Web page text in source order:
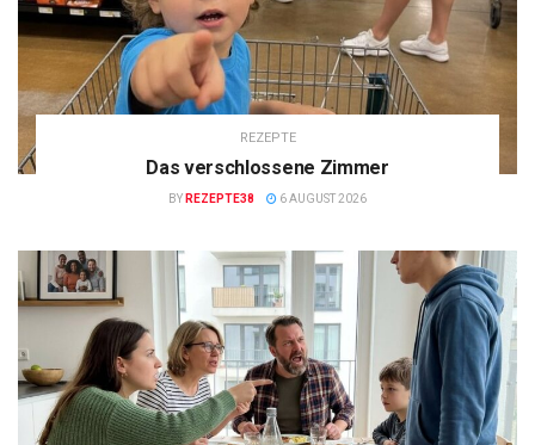
REZEPTE
Das verschlossene Zimmer
BY REZEPTE38 6 AUGUST 2026